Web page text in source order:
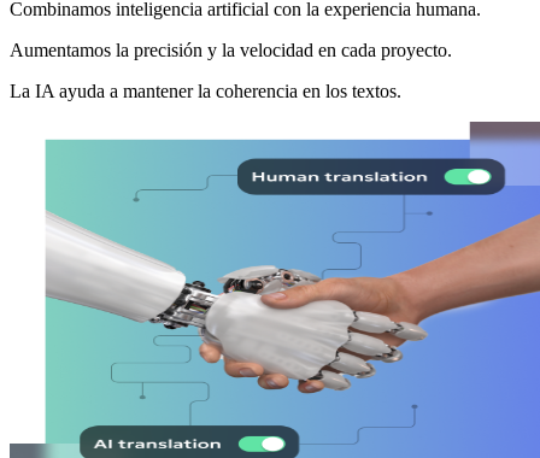
Combinamos inteligencia artificial con la experiencia humana.
Aumentamos la precisión y la velocidad en cada proyecto.
La IA ayuda a mantener la coherencia en los textos.